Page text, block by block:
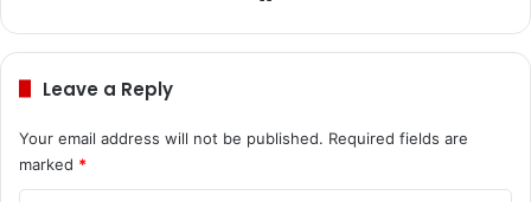
te
Leave a Reply
Your email address will not be published. Required fields are
marked *